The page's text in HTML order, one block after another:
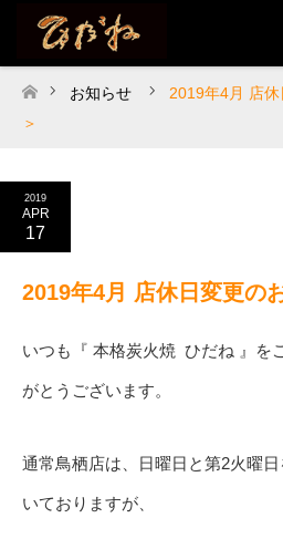
ホーム
お知らせ
2019年4月 店
＞
2019
APR
17
2019年4月 店休日変更の
いつも『 本格炭火焼 ひだね 』を
がとうございます。
通常鳥栖店は、日曜日と第2火曜
いておりますが、